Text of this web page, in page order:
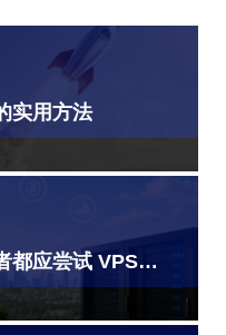
实用方法
都应尝试 VPS…